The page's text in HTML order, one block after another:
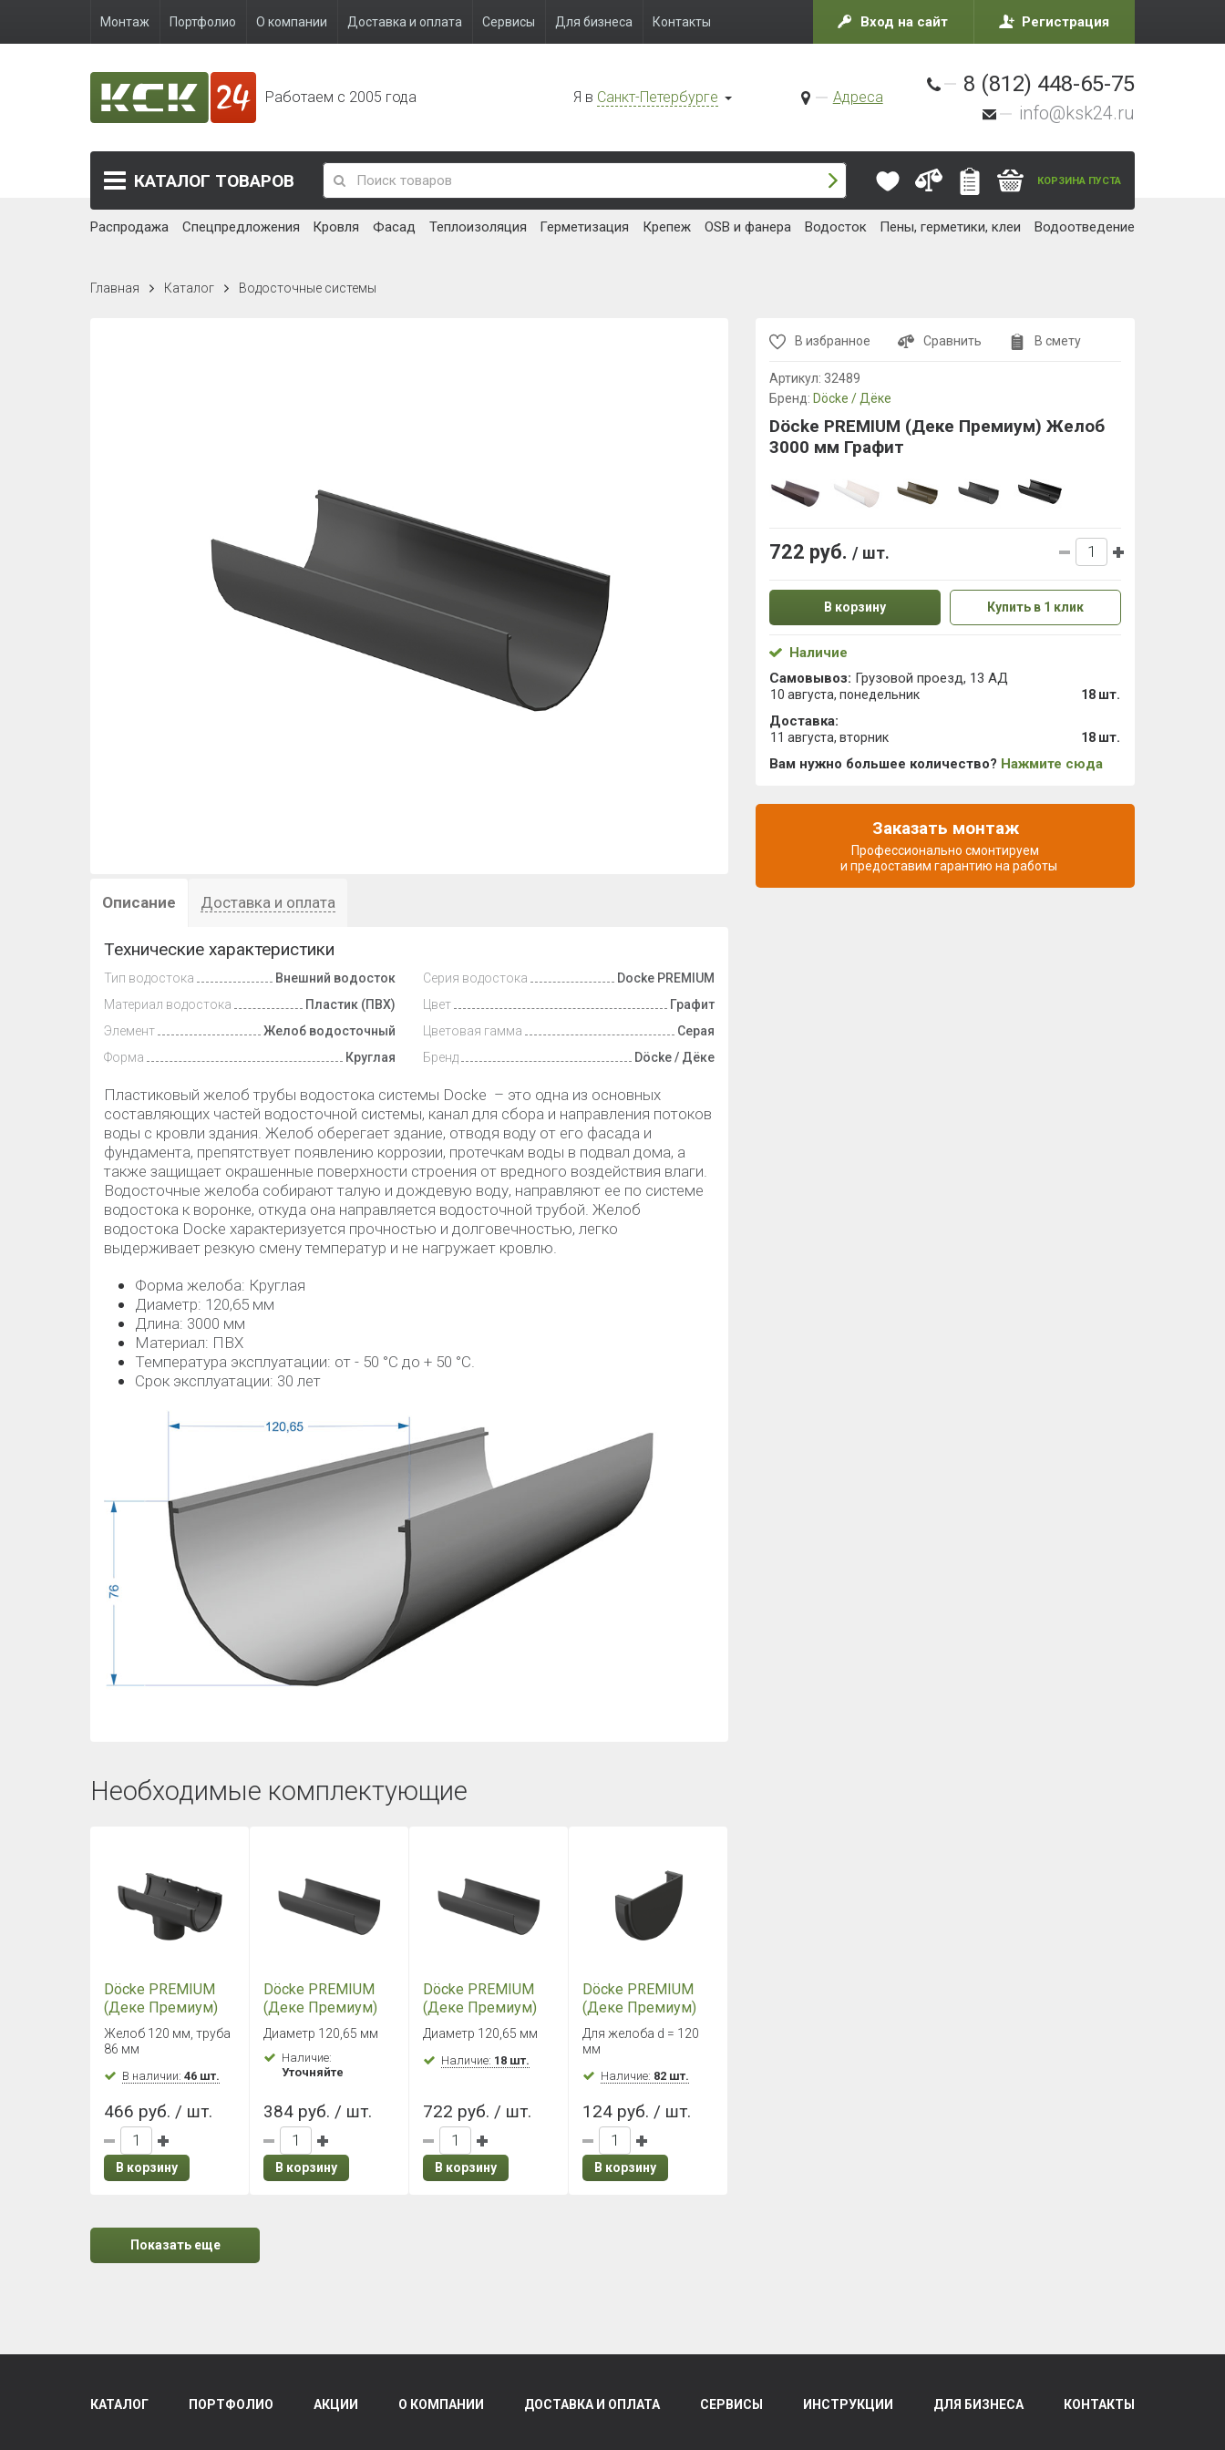
Монтаж Портфолио О компании Доставка и оплата Сервисы Для бизнеса Контакты Вход на сайт Регистрация
Работаем с 2005 года Я в Санкт-Петербурге Адреса
8 (812) 448-65-75
info@ksk24.ru
КАТАЛОГ ТОВАРОВ КОРЗИНА ПУСТА
Распродажа Спецпредложения Кровля Фасад Теплоизоляция Герметизация Крепеж OSB и фанера Водосток Пены, герметики, клеи Водоотведение
Главная Каталог Водосточные системы
Описание Доставка и оплата
Технические характеристики
Тип водостока
Внешний водосток
Материал водостока
Пластик (ПВХ)
Элемент
Желоб водосточный
Форма
Круглая
Серия водостока
Docke PREMIUM
Цвет
Графит
Цветовая гамма
Серая
Бренд
Döcke / Дёке
Пластиковый желоб трубы водостока системы Docke – это одна из основных
составляющих частей водосточной системы, канал для сбора и направления потоков
воды с кровли здания. Желоб оберегает здание, отводя воду от его фасада и
фундамента, препятствует появлению коррозии, протечкам воды в подвал дома, а
также защищает окрашенные поверхности строения от вредного воздействия влаги.
Водосточные желоба собирают талую и дождевую воду, направляют ее по системе
водостока к воронке, откуда она направляется водосточной трубой. Желоб
водостока Docke характеризуется прочностью и долговечностью, легко
выдерживает резкую смену температур и не нагружает кровлю.
Форма желоба: Круглая
Диаметр: 120,65 мм
Длина: 3000 мм
Материал: ПВХ
Температура эксплуатации: от - 50 °C до + 50 °C.
Срок эксплуатации: 30 лет
Необходимые комплектующие
Döcke PREMIUM
(Деке Премиум)
Воронка Графит
Желоб 120 мм, труба
86 мм
В наличии: 46 шт.
466 руб. / шт.
В корзину
Döcke PREMIUM
(Деке Премиум)
Желоб 1500 мм
Графит
Диаметр 120,65 мм
Наличие:
Уточняйте
384 руб. / шт.
В корзину
Döcke PREMIUM
(Деке Премиум)
Желоб 3000 мм
Графит
Диаметр 120,65 мм
Наличие: 18 шт.
722 руб. / шт.
В корзину
Döcke PREMIUM
(Деке Премиум)
Заглушка желоба
Графит
Для желоба d = 120
мм
Наличие: 82 шт.
124 руб. / шт.
В корзину
Показать еще
В избранное Сравнить В смету
Артикул: 32489
Бренд: Döcke / Дёке
Döcke PREMIUM (Деке Премиум) Желоб
3000 мм Графит
722 руб. / шт.
В корзину Купить в 1 клик
Наличие
Самовывоз: Грузовой проезд, 13 АД
10 августа, понедельник 18 шт.
Доставка:
11 августа, вторник 18 шт.
Вам нужно большее количество? Нажмите сюда
Заказать монтаж
Профессионально смонтируем
и предоставим гарантию на работы
КАТАЛОГ ПОРТФОЛИО АКЦИИ О КОМПАНИИ ДОСТАВКА И ОПЛАТА СЕРВИСЫ ИНСТРУКЦИИ ДЛЯ БИЗНЕСА КОНТАКТЫ